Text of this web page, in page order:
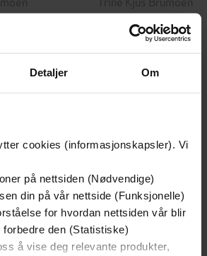
Detaljer Om
cookies (informasjonskapsler). Vi
på nettsiden (Nødvendige)
din på vår nettside (Funksjonelle)
for hvordan nettsiden vår blir
den (Statistiske)
å vise deg relevante produkter,
kjøpt